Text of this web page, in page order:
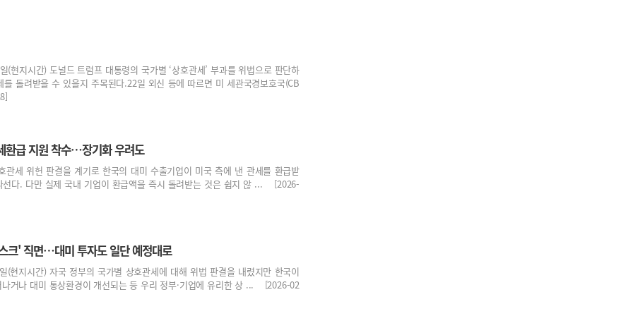
지시간) 도널드 트럼프 대통령의 국가별 ‘상호관세’ 부과를 위법으로 판단하
돌려받을 수 있을지 주목된다.22일 외신 등에 따르면 미 세관국경보호국(CB
환급 지원 착수…장기화 우려도
관세 위헌 판결을 계기로 한국의 대미 수출기업이 미국 측에 낸 관세를 환급받
선다. 다만 실제 국내 기업이 환급액을 즉시 돌려받는 것은 쉽지 않 ... [2026-
크' 직면…대미 투자도 일단 예정대로
(현지시간) 자국 정부의 국가별 상호관세에 대해 위법 판결을 내렸지만 한국이
나거나 대미 통상환경이 개선되는 등 우리 정부·기업에 유리한 상 ... [2026-02